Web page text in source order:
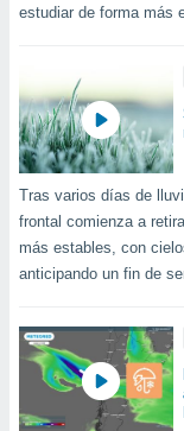
con el
e
mediante
publicidad
publicidad
1199
estudiar de forma más
Tras varios días de
frontal comienza a
más estables, con
anticipando un fin de